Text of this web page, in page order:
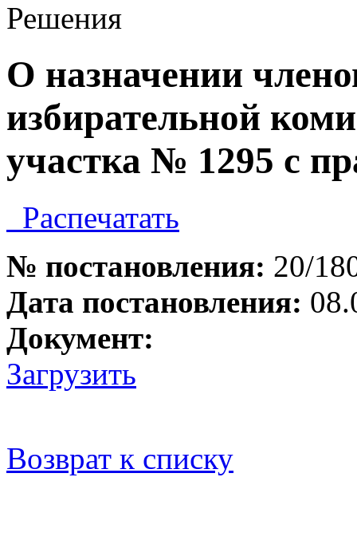
Решения
О назначении
избирательной
участка № 1295 с
Распечатать
№ постановления: 20/
Дата постановления:
Документ:
Загрузить
Возврат к списку